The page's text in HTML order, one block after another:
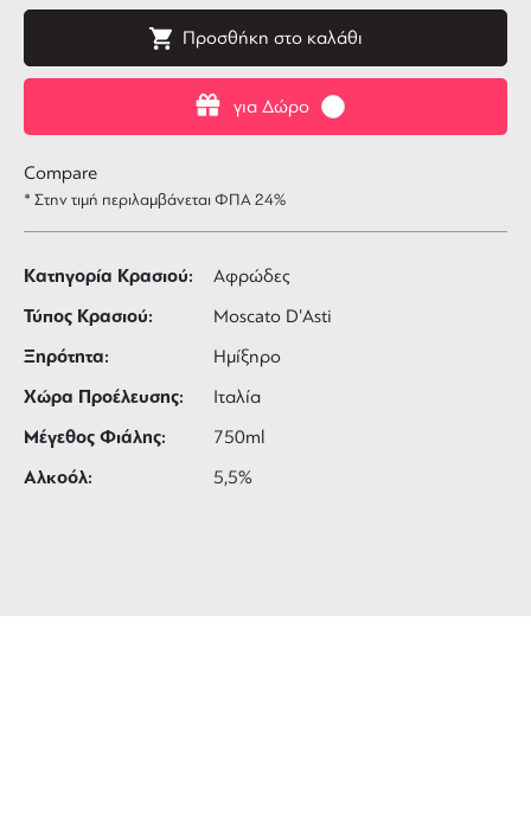
για Δώρο
Προσθήκη στο καλάθι
Compare
* Στην τιμή περιλαμβάνεται ΦΠΑ 24%
Κατηγορία Κρασιού: Αφρώδες
Τύπος Κρασιού: Moscato D'Asti
Ξηρότητα: Ημίξηρο
Χώρα Προέλευσης: Ιταλία
Μέγεθος Φιάλης: 750ml
Αλκοόλ: 5,5%